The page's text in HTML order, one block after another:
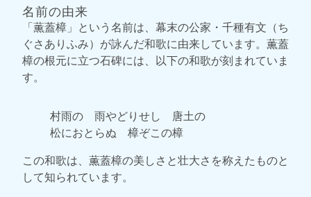
名前の由来
「薫蓋樟」という名前は、幕末の公家・千種有文（ち
ぐさありふみ）が詠んだ和歌に由来しています。薫蓋
樟の根元に立つ石碑には、以下の和歌が刻まれていま
す。
村雨の 雨やどりせし 唐土の
松におとらぬ 樟ぞこの樟
この和歌は、薫蓋樟の美しさと壮大さを称えたものと
して知られています。